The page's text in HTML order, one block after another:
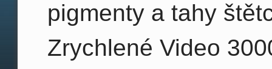
pigmenty a tahy
Zrychlené Video